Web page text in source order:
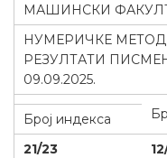
МАШИНСКИ
НУМЕРИЧКЕ
РЕЗУЛТАТИ
09.09.2025.
Број индекса
21/23